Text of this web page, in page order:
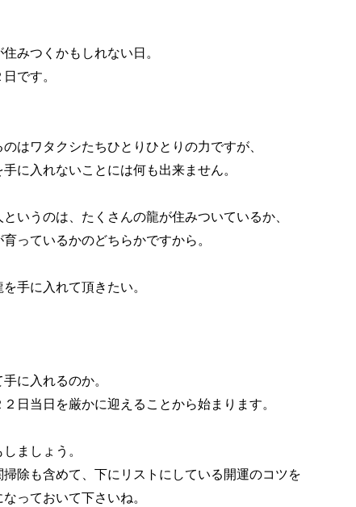
みつくかもしれない日。
です。
はワタクシたちひとりひとりの力ですが、
に入れないことには何も出来ません。
いうのは、たくさんの龍が住みついているか、
っているかのどちらかですから。
手に入れて頂きたい。
に入れるのか。
日当日を厳かに迎えることから始まります。
ましょう。
掃除も含めて、下にリストにしている開運のコツを
っておいて下さいね。